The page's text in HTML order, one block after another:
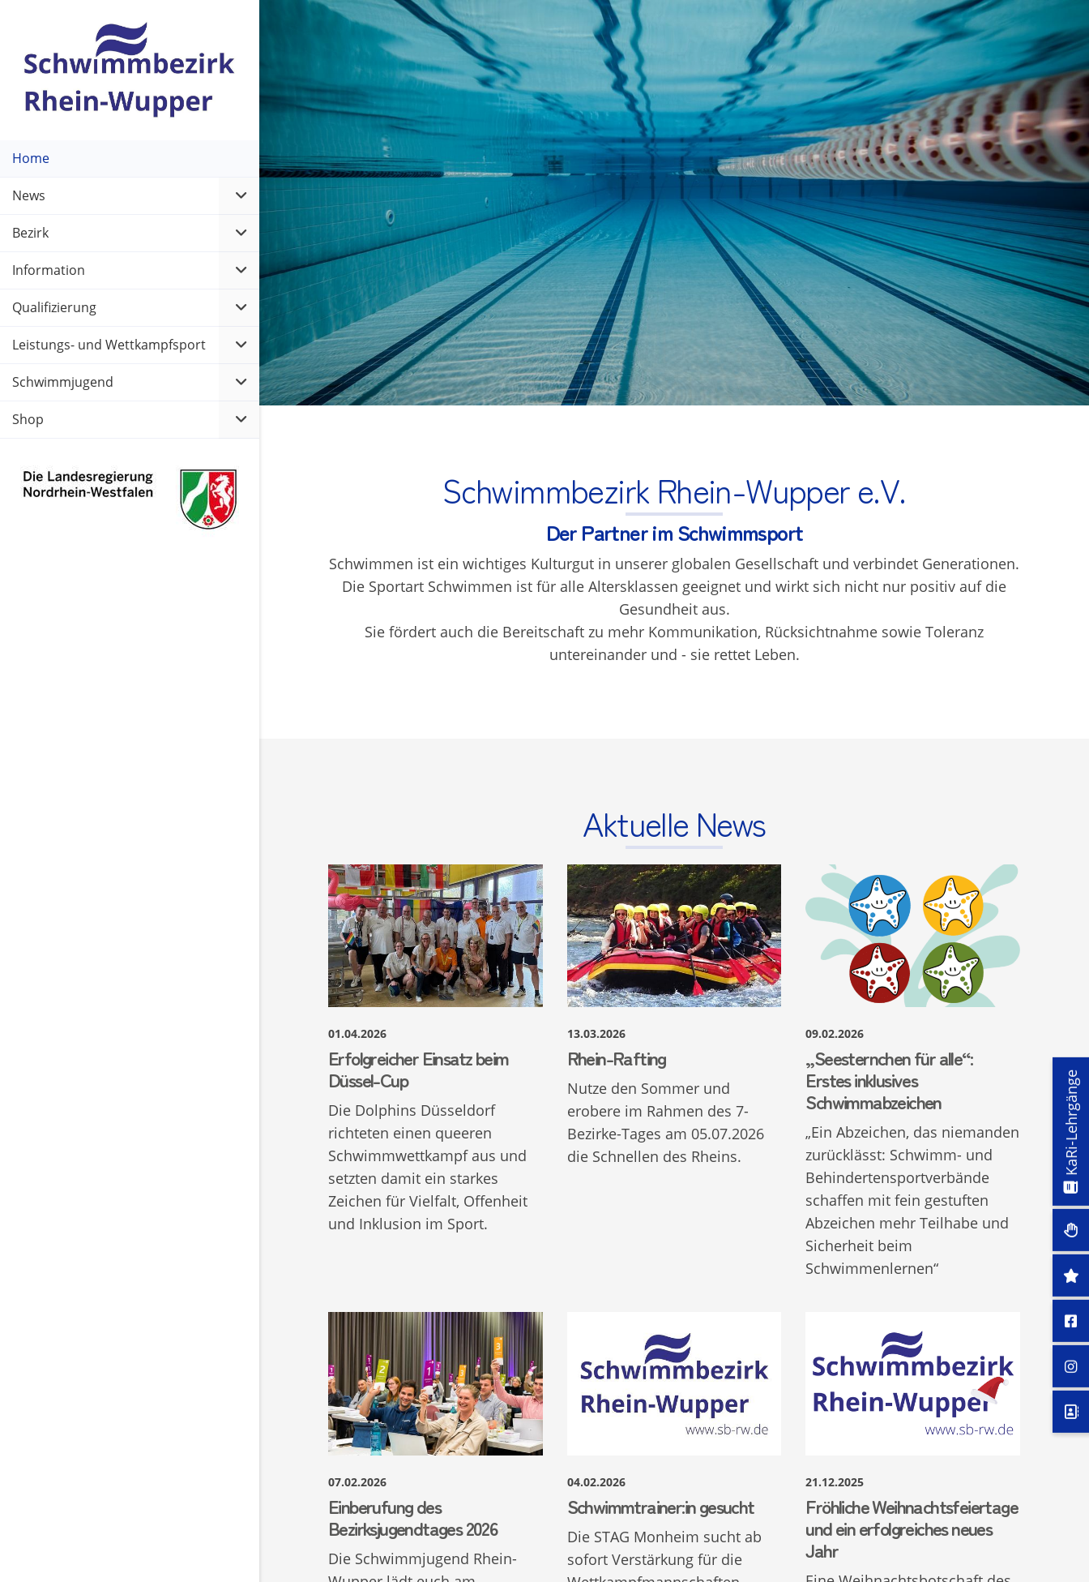
Schwimmbezirk Rhein-Wupper e.V.
Der Partner im Schwimmsport
Schwimmen ist ein wichtiges Kulturgut in unserer globalen Gesellschaft und verbindet Generationen.
Die Sportart Schwimmen ist für alle Altersklassen geeignet und wirkt sich nicht nur positiv auf die
Gesundheit aus.
Sie fördert auch die Bereitschaft zu mehr Kommunikation, Rücksichtnahme sowie Toleranz
untereinander und - sie rettet Leben.
Aktuelle News
01.04.2026
Erfolgreicher Einsatz beim
Düssel-Cup
Die Dolphins Düsseldorf
richteten einen queeren
Schwimmwettkampf aus und
setzten damit ein starkes
Zeichen für Vielfalt, Offenheit
und Inklusion im Sport.
13.03.2026
Rhein-Rafting
Nutze den Sommer und
erobere im Rahmen des 7-
Bezirke-Tages am 05.07.2026
die Schnellen des Rheins.
09.02.2026
„Seesternchen für alle“:
Erstes inklusives
Schwimmabzeichen
„Ein Abzeichen, das niemanden
zurücklässt: Schwimm- und
Behindertensportverbände
schaffen mit fein gestuften
Abzeichen mehr Teilhabe und
Sicherheit beim
Schwimmenlernen“
07.02.2026
Einberufung des
Bezirksjugendtages 2026
Die Schwimmjugend Rhein-
04.02.2026
Schwimmtrainer:in gesucht
Die STAG Monheim sucht ab
sofort Verstärkung für die
21.12.2025
Fröhliche Weihnachtsfeiertage
und ein erfolgreiches neues
Jahr
Home
News
Bezirk
Information
Qualifizierung
Leistungs- und Wettkampfsport
Schwimmjugend
Shop
KaRi-Lehrgänge